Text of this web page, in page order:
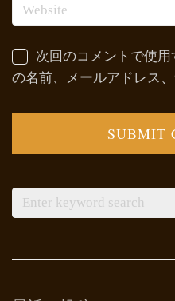
次回のコメントで使
の名前、メールアドレス